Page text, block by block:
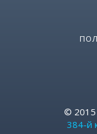
©
384-й